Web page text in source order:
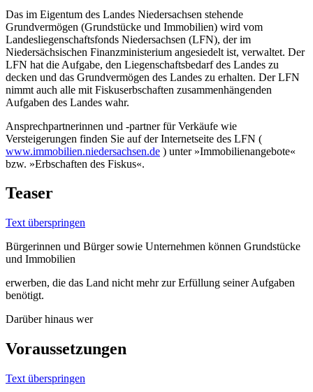
Das im Eigentum des Landes Niedersachsen stehende
Grundvermögen (Grundstücke und Immobilien) wird vom
Landesliegenschaftsfonds Niedersachsen (LFN), der im
Niedersächsischen Finanzministerium angesiedelt ist, verwaltet. Der
LFN hat die Aufgabe, den Liegenschaftsbedarf des Landes zu
decken und das Grundvermögen des Landes zu erhalten. Der LFN
nimmt auch alle mit Fiskuserbschaften zusammenhängenden
Aufgaben des Landes wahr.
Ansprechpartnerinnen und -partner für Verkäufe wie
Versteigerungen finden Sie auf der Internetseite des LFN (
www.immobilien.niedersachsen.de ) unter »Immobilienangebote«
bzw. »Erbschaften des Fiskus«.
Teaser
Text überspringen
Bürgerinnen und Bürger sowie Unternehmen können Grundstücke
und Immobilien
erwerben, die das Land nicht mehr zur Erfüllung seiner Aufgaben
benötigt.
Darüber hinaus wer
Voraussetzungen
Text überspringen